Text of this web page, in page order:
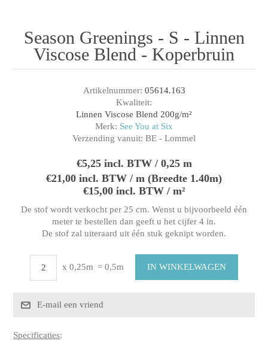
Season Greenings - S - Linnen
Viscose Blend - Koperbruin
Artikelnummer: 05614.163
Kwaliteit:
Linnen Viscose Blend 200g/m²
Merk: See You at Six
Verzending vanuit: BE - Lommel
€5,25 incl. BTW / 0,25 m
€21,00 incl. BTW / m (Breedte 1.40m)
€15,00 incl. BTW / m²
De stof wordt verkocht per 25 cm. Wenst u bijvoorbeeld één
meter te bestellen dan geeft u het cijfer 4 in.
De stof zal uiteraard uit één stuk geknipt worden.
x 0,25m = 0,5m
Specificaties: